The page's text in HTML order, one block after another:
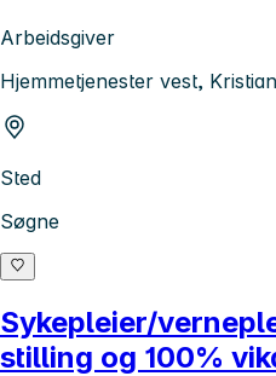
Arbeidsgiver
Hjemmetjenester vest,
Sted
Søgne
Sykepleier/
stilling og 100%